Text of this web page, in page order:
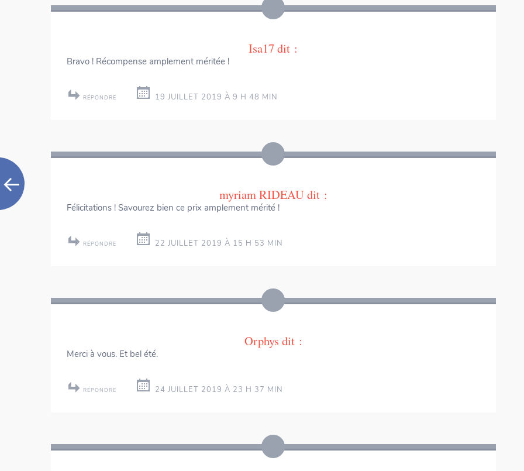
Isa17 dit :
Bravo ! Récompense amplement méritée !
RÉPONDRE 19 JUILLET 2019 À 9 H 48 MIN
myriam RIDEAUdit :
Félicitations ! Savourez bien ce prix amplement mérité !
RÉPONDRE 22 JUILLET 2019 À 15 H 53 MIN
Orphys dit :
Merci à vous. Et bel été.
RÉPONDRE 24 JUILLET 2019 À 23 H 37 MIN